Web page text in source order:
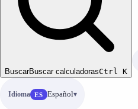
BuscarBuscar calculadorasCtrl K
Idioma ES Español